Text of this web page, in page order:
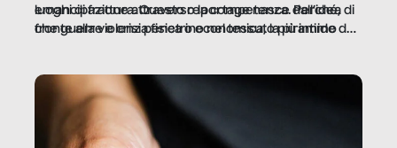
luoghi di frattura. Questo reportage nasce dall’idea
che guerre e crisi penetrino nel tessuto più intimo
emancipazione attraverso la competenza. Perché, di
fronte alla violenza fisica o economica, la piramide del